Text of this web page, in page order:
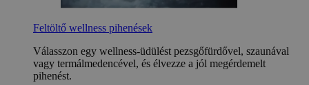
Feltöltő wellness pihenések
Válasszon egy wellness-üdülést pezsgőfürdővel, szaunával
vagy termálmedencével, és élvezze a jól megérdemelt
pihenést.